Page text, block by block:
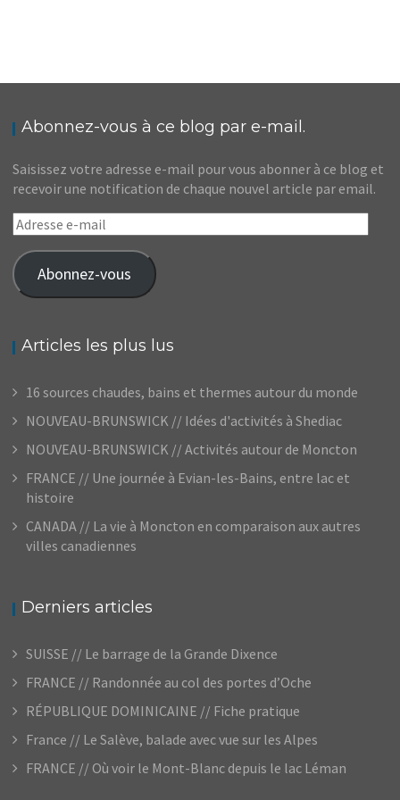
Abonnez-vous à ce blog par e-mail.
Saisissez votre adresse e-mail pour vous abonner à ce blog et
recevoir une notification de chaque nouvel article par email.
Adresse
e-
mail
Abonnez-vous
Articles les plus lus
16 sources chaudes, bains et thermes autour du monde
NOUVEAU-BRUNSWICK // Idées d'activités à Shediac
NOUVEAU-BRUNSWICK // Activités autour de Moncton
FRANCE // Une journée à Evian-les-Bains, entre lac et
histoire
CANADA // La vie à Moncton en comparaison aux autres
villes canadiennes
Derniers articles
SUISSE // Le barrage de la Grande Dixence
FRANCE // Randonnée au col des portes d’Oche
RÉPUBLIQUE DOMINICAINE // Fiche pratique
France // Le Salève, balade avec vue sur les Alpes
FRANCE // Où voir le Mont-Blanc depuis le lac Léman